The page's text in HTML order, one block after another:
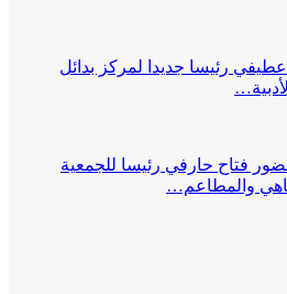
عطيفي رئيسا جديدا لمركز بدائل
فتاح حارفي رئيسا للجمعية
والمطاعم…